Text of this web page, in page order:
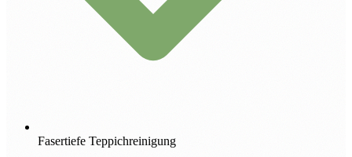
Fasertiefe Teppichreinigung